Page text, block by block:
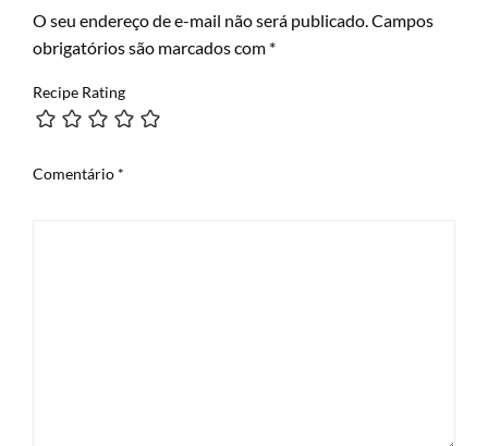
O seu endereço de e-mail não será publicado.Campos
obrigatórios são marcados com *
Recipe Rating
Comentário *